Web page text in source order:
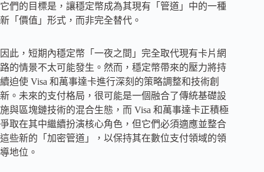
它們的目標是，讓穩定幣成為其現有「管道」中的一種
新「價值」形式，而非完全替代。
因此，短期內穩定幣「一夜之間」完全取代現有卡片網
路的情景不太可能發生。然而，穩定幣帶來的壓力將持
續迫使 Visa 和萬事達卡進行深刻的策略調整和技術創
新。未來的支付格局，很可能是一個融合了傳統基礎設
施與區塊鏈技術的混合生態，而 Visa 和萬事達卡正積極
爭取在其中繼續扮演核心角色，但它們必須適應並整合
這些新的「加密管道」，以保持其在數位支付領域的領
導地位。